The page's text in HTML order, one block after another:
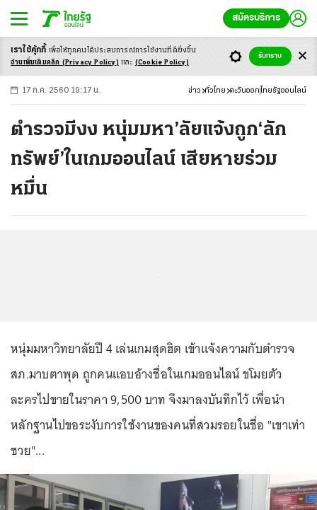
สมัครบริการ
-ก ก ก+
17 ก.ค. 2560 19:17 น. ข่าว ทั่วไทย ตะวันออก ไทยรัฐออนไลน์
ตำรวจมีงง หนุ่มมหา’ลัยแจ้งถูก‘ลัก
ทรัพย์’ในเกมออนไลน์ เสียหายร่วม
หมื่น
หนุ่มมหาวิทยาลัยปี 4 เล่นเกมสุดฮิต เข้าแจ้งความกับตำรวจ
สภ.มาบตาพุด ถูกคนแอบอ้างชื่อในเกมออนไลน์ ขโมยตัว
ละครไปขายในราคา 9,500 บาท จึงมาลงบันทึกไว้ เพื่อนำ
หลักฐานไปขอระงับการใช้งานของคนที่สวมรอยในชื่อ "เขาเท่า
ชวย"...
เราใช้คุ้กกี้ เพื่อให้ทุกคนได้ประสบการณ์การใช้งานที่ดียิ่งขึ้น
อ่านเพิ่มเติมคลิก (Privacy Policy) และ (Cookie Policy)
รับทราบ